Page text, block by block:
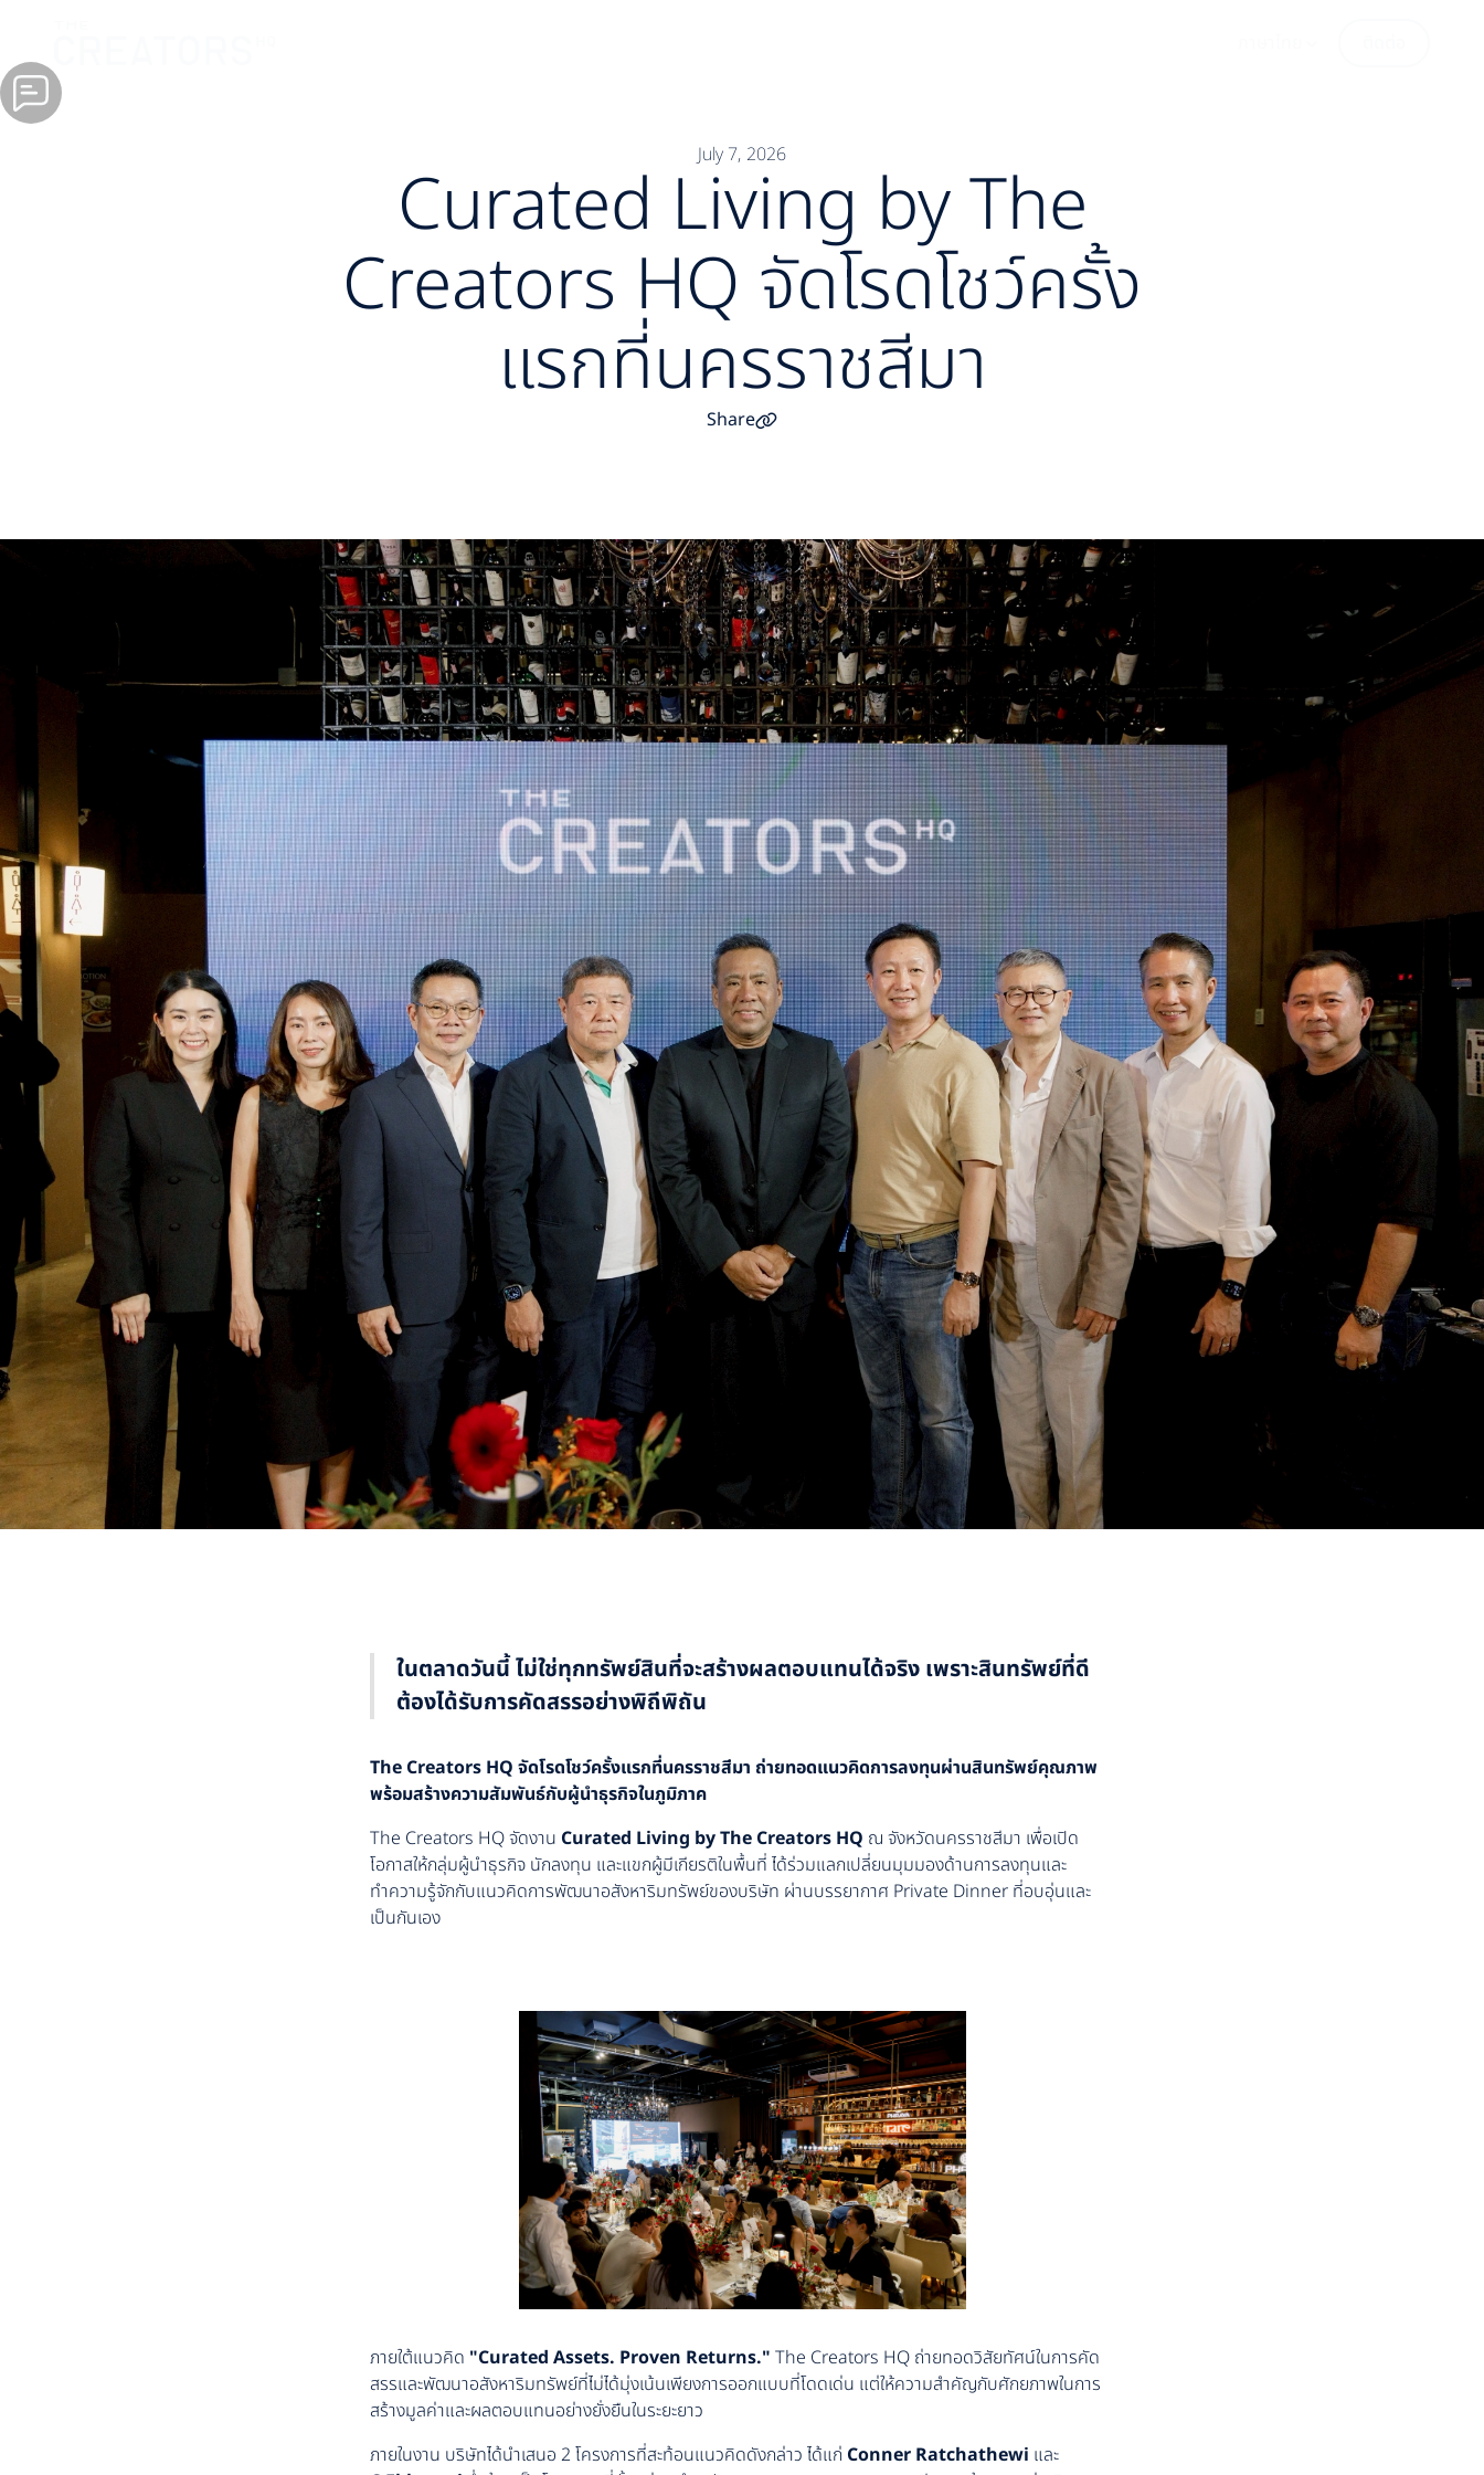
July 7, 2026
Curated Living by The
Creators HQ จัดโรดโชว์ครั้ง
แรกที่นครราชสีมา
Share
ในตลาดวันนี้ ไม่ใช่ทุกทรัพย์สินที่จะสร้างผลตอบแทนได้จริง เพราะสินทรัพย์ที่ดี
ต้องได้รับการคัดสรรอย่างพิถีพิถัน
The Creators HQ จัดโรดโชว์ครั้งแรกที่นครราชสีมา ถ่ายทอดแนวคิดการลงทุนผ่านสินทรัพย์คุณภาพ
พร้อมสร้างความสัมพันธ์กับผู้นำธุรกิจในภูมิภาค
The Creators HQ จัดงาน Curated Living by The Creators HQ ณ จังหวัดนครราชสีมา เพื่อเปิด
โอกาสให้กลุ่มผู้นำธุรกิจ นักลงทุน และแขกผู้มีเกียรติในพื้นที่ ได้ร่วมแลกเปลี่ยนมุมมองด้านการลงทุนและ
ทำความรู้จักกับแนวคิดการพัฒนาอสังหาริมทรัพย์ของบริษัท ผ่านบรรยากาศ Private Dinner ที่อบอุ่นและ
เป็นกันเอง
ภายใต้แนวคิด "Curated Assets. Proven Returns." The Creators HQ ถ่ายทอดวิสัยทัศน์ในการคัด
สรรและพัฒนาอสังหาริมทรัพย์ที่ไม่ได้มุ่งเน้นเพียงการออกแบบที่โดดเด่น แต่ให้ความสำคัญกับศักยภาพในการ
สร้างมูลค่าและผลตอบแทนอย่างยั่งยืนในระยะยาว
ภายในงาน บริษัทได้นำเสนอ 2 โครงการที่สะท้อนแนวคิดดังกล่าว ได้แก่ Conner Ratchathewi และ